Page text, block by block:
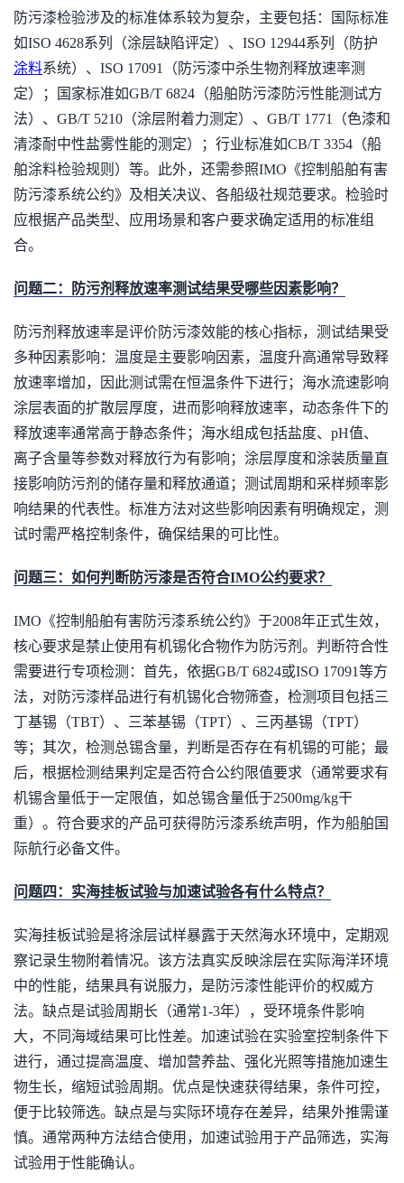
防污漆检验涉及的标准体系较为复杂，主要包括：国际标准
如ISO 4628系列（涂层缺陷评定）、ISO 12944系列（防护
涂料系统）、ISO 17091（防污漆中杀生物剂释放速率测
定）；国家标准如GB/T 6824（船舶防污漆防污性能测试方
法）、GB/T 5210（涂层附着力测定）、GB/T 1771（色漆和
清漆耐中性盐雾性能的测定）；行业标准如CB/T 3354（船
舶涂料检验规则）等。此外，还需参照IMO《控制船舶有害
防污漆系统公约》及相关决议、各船级社规范要求。检验时
应根据产品类型、应用场景和客户要求确定适用的标准组
合。
问题二：防污剂释放速率测试结果受哪些因素影响？
防污剂释放速率是评价防污漆效能的核心指标，测试结果受
多种因素影响：温度是主要影响因素，温度升高通常导致释
放速率增加，因此测试需在恒温条件下进行；海水流速影响
涂层表面的扩散层厚度，进而影响释放速率，动态条件下的
释放速率通常高于静态条件；海水组成包括盐度、pH值、
离子含量等参数对释放行为有影响；涂层厚度和涂装质量直
接影响防污剂的储存量和释放通道；测试周期和采样频率影
响结果的代表性。标准方法对这些影响因素有明确规定，测
试时需严格控制条件，确保结果的可比性。
问题三：如何判断防污漆是否符合IMO公约要求？
IMO《控制船舶有害防污漆系统公约》于2008年正式生效，
核心要求是禁止使用有机锡化合物作为防污剂。判断符合性
需要进行专项检测：首先，依据GB/T 6824或ISO 17091等方
法，对防污漆样品进行有机锡化合物筛查，检测项目包括三
丁基锡（TBT）、三苯基锡（TPT）、三丙基锡（TPT）
等；其次，检测总锡含量，判断是否存在有机锡的可能；最
后，根据检测结果判定是否符合公约限值要求（通常要求有
机锡含量低于一定限值，如总锡含量低于2500mg/kg干
重）。符合要求的产品可获得防污漆系统声明，作为船舶国
际航行必备文件。
问题四：实海挂板试验与加速试验各有什么特点？
实海挂板试验是将涂层试样暴露于天然海水环境中，定期观
察记录生物附着情况。该方法真实反映涂层在实际海洋环境
中的性能，结果具有说服力，是防污漆性能评价的权威方
法。缺点是试验周期长（通常1-3年），受环境条件影响
大，不同海域结果可比性差。加速试验在实验室控制条件下
进行，通过提高温度、增加营养盐、强化光照等措施加速生
物生长，缩短试验周期。优点是快速获得结果，条件可控，
便于比较筛选。缺点是与实际环境存在差异，结果外推需谨
慎。通常两种方法结合使用，加速试验用于产品筛选，实海
试验用于性能确认。